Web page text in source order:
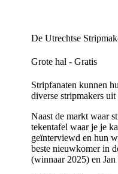
De Utrechtse
Grote hal - Gratis
Stripfanaten kunnen
diverse stripmakers
Naast de markt waar
tekentafel waar je je
geïnterviewd en hun
beste nieuwkomer in
(winnaar 2025) en